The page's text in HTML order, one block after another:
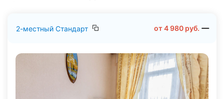
В столовой «Пятигорья» предлагается трёхразовое
меню питания на заказ, детское меню и диетические
фито-бар с широким ассортиментом кислородных
2-местный Стандарт от4 980 руб.